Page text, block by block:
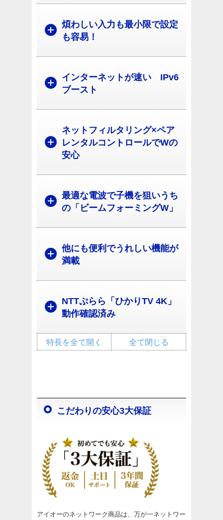
煩わしい入力も最小限で設定
も容易！
インターネットが速い IPv6
ブースト
ネットフィルタリング×ペア
レンタルコントロールでWの
安心
最適な電波で子機を狙いうち
の「ビームフォーミングW」
他にも便利でうれしい機能が
満載
NTTぷらら「ひかりTV 4K」
動作確認済み
全て閉じる
特長を全て開く
こだわりの安心3大保証
アイオーのネットワーク商品は、万が一ネットワー